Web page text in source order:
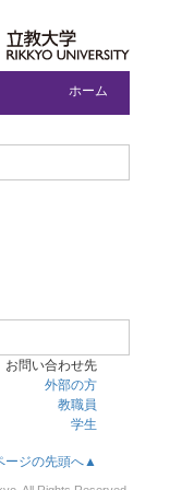
ホーム
お問い合わせ先
外部の方
教職員
学生
ージの先頭へ▲